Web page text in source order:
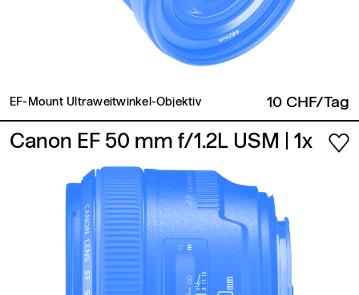
EF-Mount Ultraweitwinkel-Objektiv 10 CHF/Tag
Canon EF 50 mm f/1.2L USM | 1x